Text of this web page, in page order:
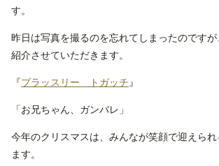
す。
昨日は写真を撮るのを忘れてしまったのです
紹介させていただきます。
『ブラッスリー トガッチ』
「お兄ちゃん、ガンバレ」
今年のクリスマスは、みんなが笑顔で迎えら
ます。